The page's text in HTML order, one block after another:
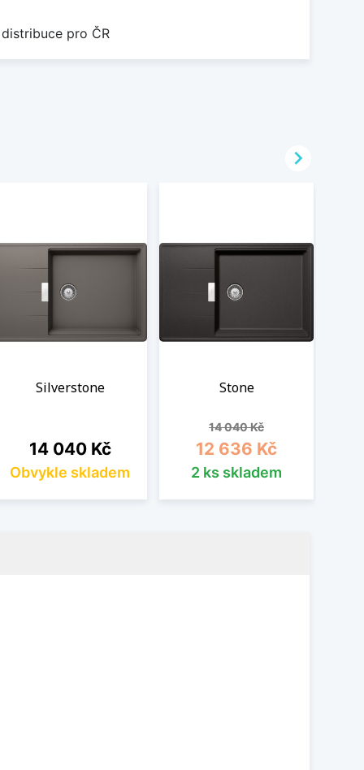
pro ČR
Silverstone
Cena
14 040 Kč
Obvykle skladem
Stone
Běžná cena
14 040 KčCena
12 636 Kč
2 ks skladem
